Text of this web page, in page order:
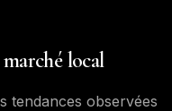
local
tendances observées